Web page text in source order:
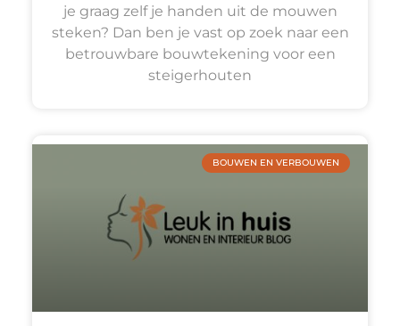
je graag zelf je handen uit de mouwen
steken? Dan ben je vast op zoek naar een
betrouwbare bouwtekening voor een
steigerhouten
BOUWEN EN VERBOUWEN